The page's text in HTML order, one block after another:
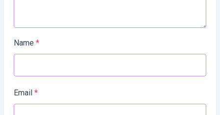
Name *
Email *